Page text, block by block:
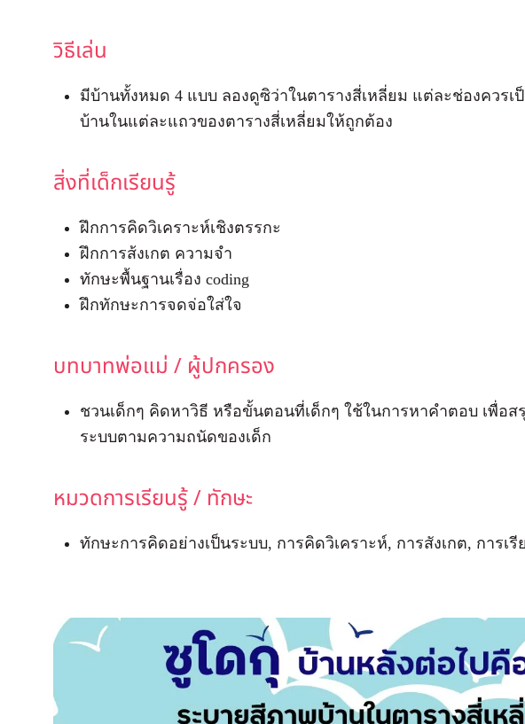
วิธีเล่น
มีบ้านทั้งหมด 4 แบบ ลองดูซิว่าในตารางสี่เหลี่ยม แต่ละช่องควร
บ้านในแต่ละแถวของตารางสี่เหลี่ยมให้ถูกต้อง
สิ่งที่เด็กเรียนรู้
ฝึกการคิดวิเคราะห์เชิงตรรกะ
ฝึกการส้งเกต ความจำ
ทักษะพื้นฐานเรื่อง coding
ฝึกทักษะการจดจ่อใส่ใจ
บทบาทพ่อแม่ / ผู้ปกครอง
ชวนเด็กๆ คิดหาวิธี หรือขั้นตอนที่เด็กๆ ใช้ในการหาคำตอบ เพื่อส
ระบบตามความถนัดของเด็ก
หมวดการเรียนรู้ / ทักษะ
ทักษะการคิดอย่างเป็นระบบ, การคิดวิเคราะห์, การสังเกต, การเรี